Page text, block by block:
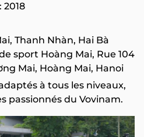
Thanh Nhàn, Hai Bà
sport Hoàng Mai, Rue 104
Mai, Hoàng Mai, Hanoi
à tous les niveaux,
passionnés du Vovinam.